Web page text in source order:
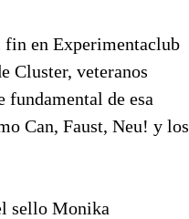
fin en Experimentaclub
Cluster, veteranos
de esa
Can, Faust, Neu! y los
sello Monika